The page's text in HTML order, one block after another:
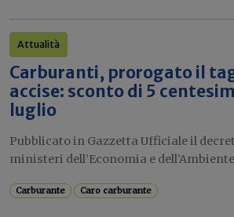
Attualità
Carburanti, prorogato il
accise: sconto di 5
luglio
Pubblicato in Gazzetta Ufficiale il
ministeri dell’Economia e
Carburante Caro carburante